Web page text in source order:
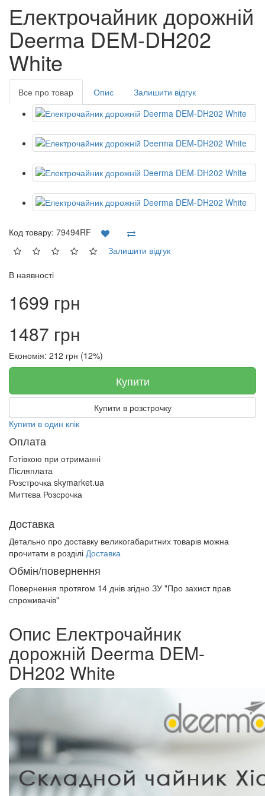
Електрочайник дорожній
Deerma DEM-DH202
White
Все про товар Опис Залишити відгук
Код товару: 79494RF
Залишити відгук
В наявності
1699 грн
1487 грн
Економія: 212 грн (12%)
Купити
Купити в розстрочку
Купити в один клік
Оплата
Готівкою при отриманні
Післяплата
Розстрочка skymarket.ua
Миттєва Розсрочка
Доставка
Детально про доставку великогабаритних товарів можна
прочитати в розділі Доставка
Обмін/повернення
Повернення протягом 14 днів згідно ЗУ "Про захист прав
спроживачів"
Опис Електрочайник
дорожній Deerma DEM-
DH202 White